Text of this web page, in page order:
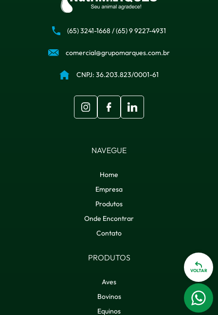
VOLTAR
(65) 3241-1668 /(65) 9 9227-4931
comercial@grupomarques.com.br
CNPJ: 36.203.823/0001-61
NAVEGUE
Home
Empresa
Produtos
Onde Encontrar
Contato
PRODUTOS
Aves
Bovinos
Equinos